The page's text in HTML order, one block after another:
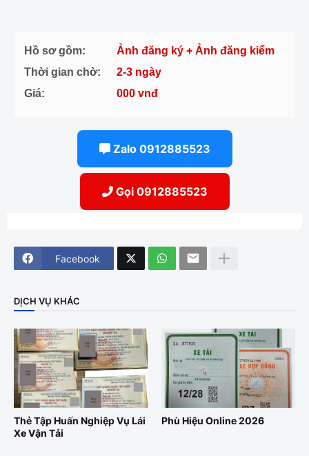
Hồ sơ gồm:
Ảnh đăng ký + Ảnh đăng kiểm
Thời gian chờ:
2-3 ngày
Giá:
000 vnđ
Zalo 0912885523
Gọi 0912885523
Facebook
DỊCH VỤ KHÁC
Thẻ Tập Huấn Nghiệp Vụ Lái
Xe Vận Tải
Phù Hiệu Online 2026